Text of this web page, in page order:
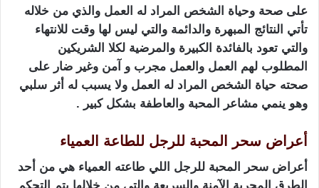
على صحة وحياة الشخص المراد له العمل والذي من خلاله
تأتي النتائج المبهرة والدائمة والتي ليس لها وقت للانتهاء
والتي تعود بالفائدة الكبيرة والمرضية لكلا الشريكين
المطلوب لهم العمل والعمل مجرب و آمن وغير ضار على
صحته حياة الشخص المراد له العمل ولا يسبب له أثر سلبي
وهو ينمي مشاعر المحبة والعاطفة بشكل كبير .
أعراض سحر المحبة للرجل للطاعة العمياء
أعراض سحر المحبة للرجل اللي طاعته العمياء هي من أحد